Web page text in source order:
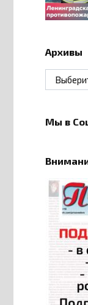
Архивы
Архивы
Мы в